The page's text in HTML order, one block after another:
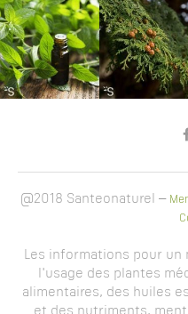
@2018 Santeonaturel –
Les informations pour
l'usage des plantes
alimentaires, des huiles